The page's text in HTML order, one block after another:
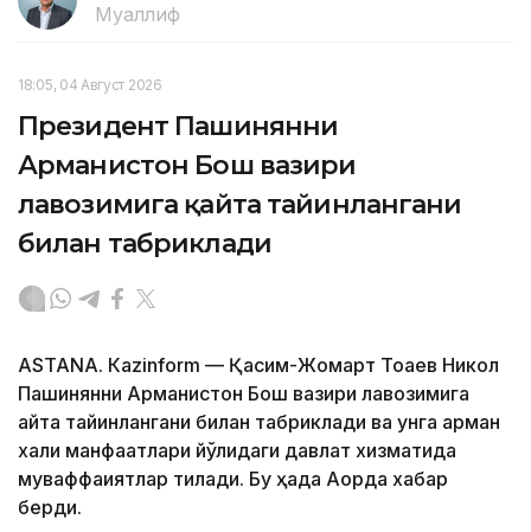
Муаллиф
18:05, 04 Август 2026
Президент Пашинянни
Арманистон Бош вазири
лавозимига қайта тайинлангани
билан табриклади
ASTANА. Кazinform — Қасим-Жомарт Тоқаев Никол
Пашинянни Арманистон Бош вазири лавозимига
қайта тайинлангани билан табриклади ва унга арман
халқи манфаатлари йўлидаги давлат хизматида
муваффақиятлар тилади. Бу ҳақда Ақорда хабар
берди.